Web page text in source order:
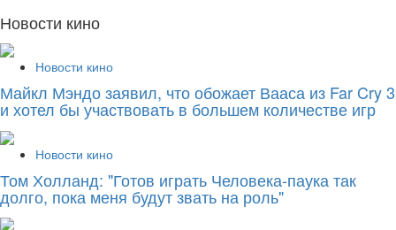
Новости кино
Новости кино
Майкл Мэндо заявил, что обожает Вааса из Far Cry 3
и хотел бы участвовать в большем количестве игр
Новости кино
Том Холланд: "Готов играть Человека-паука так
долго, пока меня будут звать на роль"